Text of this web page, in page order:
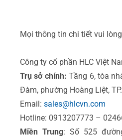
Mọi thông tin chi tiết vui
Công ty cổ phần HLC Việt
Trụ sở chính: Tầng 6, tòa
Đàm, phường Hoàng Liệt,
Email: sales@hlcvn.com
Hotline: 0913207773 –
Miền Trung: Số 525